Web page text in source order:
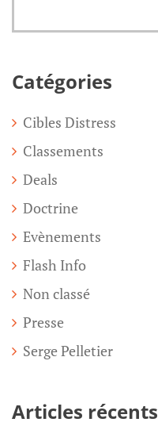
Catégories
Cibles Distress
Classements
Deals
Doctrine
Evènements
Flash Info
Non classé
Presse
Serge Pelletier
Articles récents